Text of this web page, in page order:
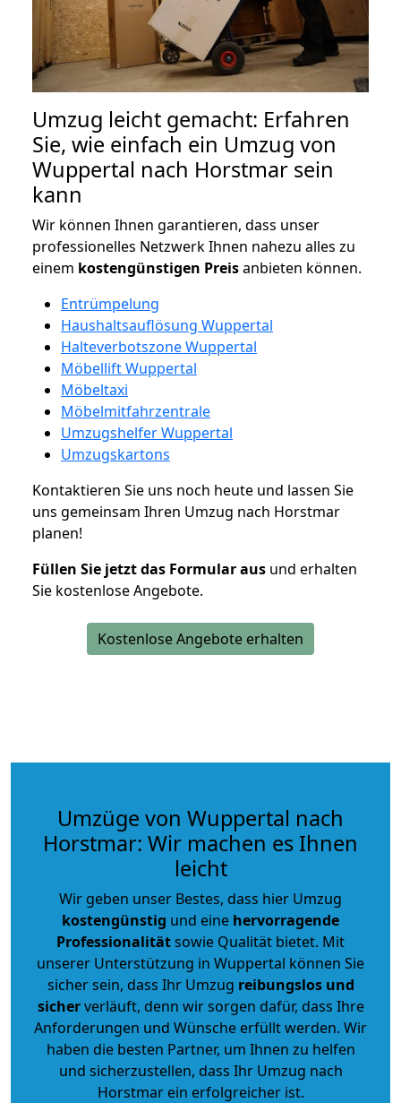
Umzug leicht gemacht: Erfahren
Sie, wie einfach ein Umzug von
Wuppertal nach Horstmar sein
kann
Wir können Ihnen garantieren, dass unser
professionelles Netzwerk Ihnen nahezu alles zu
einem kostengünstigen Preisanbieten können.
Entrümpelung
Haushaltsauflösung Wuppertal
Halteverbotszone Wuppertal
Möbellift Wuppertal
Möbeltaxi
Möbelmitfahrzentrale
Umzugshelfer Wuppertal
Umzugskartons
Kontaktieren Sie uns noch heute und lassen Sie
uns gemeinsam Ihren Umzug nach Horstmar
planen!
Füllen Sie jetzt das Formular aus und erhalten
Sie kostenlose Angebote.
Kostenlose Angebote erhalten
Umzüge von Wuppertal nach
Horstmar: Wir machen es Ihnen
leicht
Wir geben unser Bestes, dass hier Umzug
kostengünstig und eine hervorragende
Professionalitätsowie Qualität bietet. Mit
unserer Unterstützung in Wuppertal können Sie
sicher sein, dass Ihr Umzug reibungslos und
sicherverläuft, denn wir sorgen dafür, dass Ihre
Anforderungen und Wünsche erfüllt werden. Wir
haben die besten Partner, um Ihnen zu helfen
und sicherzustellen, dass Ihr Umzug nach
Horstmar ein erfolgreicher ist.